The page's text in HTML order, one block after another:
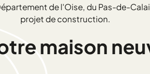
de l'Oise, du Pas-de-
projet de construction.
maison